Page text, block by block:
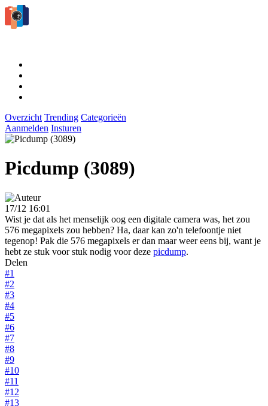
Overzicht Trending Categorieën
Aanmelden Insturen
Picdump (3089)
17/12 16:01
Wist je dat als het menselijk oog een digitale camera was, het zou
576 megapixels zou hebben? Ha, daar kan zo'n telefoontje niet
tegenop! Pak die 576 megapixels er dan maar weer eens bij, want je
hebt ze stuk voor stuk nodig voor deze picdump.
Delen
#1
#2
#3
#4
#5
#6
#7
#8
#9
#10
#11
#12
#13